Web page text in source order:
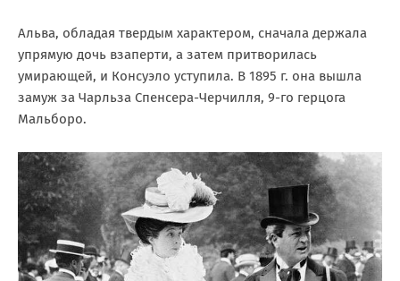
Альва, обладая твердым характером, сначала держала
упрямую дочь взаперти, а затем притворилась
умирающей, и Консуэло уступила. В 1895 г. она вышла
замуж за Чарльза Спенсера-Черчилля, 9-го герцога
Мальборо.